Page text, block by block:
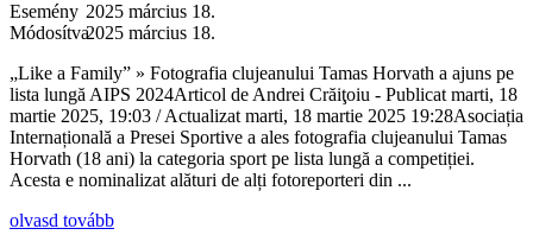
Esemény 2025 március 18.
Módosítva2025 március 18.
„Like a Family” » Fotografia clujeanului Tamas Horvath a ajuns pe
lista lungă AIPS 2024Articol de Andrei Crăiţoiu - Publicat marti, 18
martie 2025, 19:03 / Actualizat marti, 18 martie 2025 19:28Asociația
Internațională a Presei Sportive a ales fotografia clujeanului Tamas
Horvath (18 ani) la categoria sport pe lista lungă a competiției.
Acesta e nominalizat alături de alți fotoreporteri din ...
olvasd tovább